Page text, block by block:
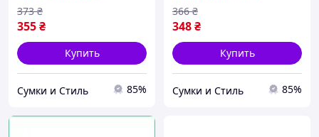
355₴
373 ₴
Купить
Сумки и Стиль 85%
348₴
366 ₴
Купить
Сумки и Стиль 85%